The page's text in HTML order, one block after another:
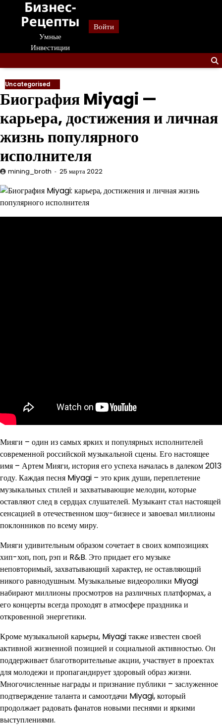
Перейти
содержанию
Бизнес-
Рецепты
Умные
Инвестиции
Войти
Uncategorised
Биография Miyagi —
карьера, достижения и личная
жизнь популярного
исполнителя
mining_broth 25 марта 2022
Мияги – один из самых ярких и популярных исполнителей
современной российской музыкальной сцены. Его настоящее
имя – Артем Мияги, история его успеха началась в далеком 2013
году. Каждая песня Miyagi – это крик души, переплетение
музыкальных стилей и захватывающие мелодии, которые
оставляют след в сердцах слушателей. Музыкант стал настоящей
сенсацией в отечественном шоу-бизнесе и завоевал миллионы
поклонников по всему миру.
Мияги удивительным образом сочетает в своих композициях
хип-хоп, поп, рэп и R&B. Это придает его музыке
неповторимый, захватывающий характер, не оставляющий
никого равнодушным. Музыкальные видеоролики Miyagi
набирают миллионы просмотров на различных платформах, а
его концерты всегда проходят в атмосфере праздника и
откровенной энергетики.
Кроме музыкальной карьеры, Miyagi также известен своей
активной жизненной позицией и социальной активностью. Он
поддерживает благотворительные акции, участвует в проектах
для молодежи и пропагандирует здоровый образ жизни.
Многочисленные награды и признание публики – заслуженное
подтверждение таланта и самоотдачи Miyagi, который
продолжает радовать фанатов новыми песнями и яркими
выступлениями.